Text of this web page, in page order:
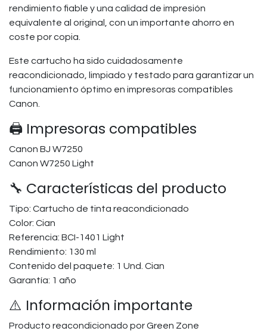
rendimiento fiable y una calidad de impresión
equivalente al original, con un importante ahorro en
coste por copia.
Este cartucho ha sido cuidadosamente
reacondicionado, limpiado y testado para garantizar un
funcionamiento óptimo en impresoras compatibles
Canon.
🖨️ Impresoras compatibles
Canon BJ W7250
Canon W7250 Light
🔧 Características del producto
Tipo: Cartucho de tinta reacondicionado
Color: Cian
Referencia: BCI-1401 Light
Rendimiento: 130 ml
Contenido del paquete: 1 Und. Cian
Garantía: 1 año
⚠️ Información importante
Producto reacondicionado por Green Zone